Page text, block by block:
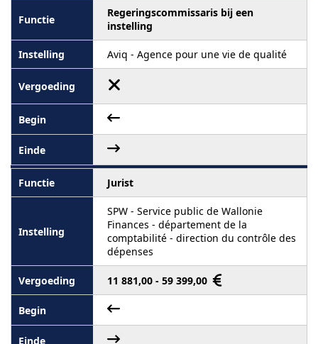
Regeringscommissaris bij een
instelling
Aviq - Agence pour une vie de qualité
Jurist
SPW - Service public de Wallonie
Finances - département de la
comptabilité - direction du contrôle des
dépenses
11 881,00 - 59 399,00